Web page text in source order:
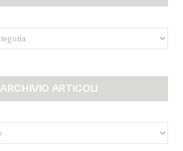
ARCHIVIO ARTICOLI